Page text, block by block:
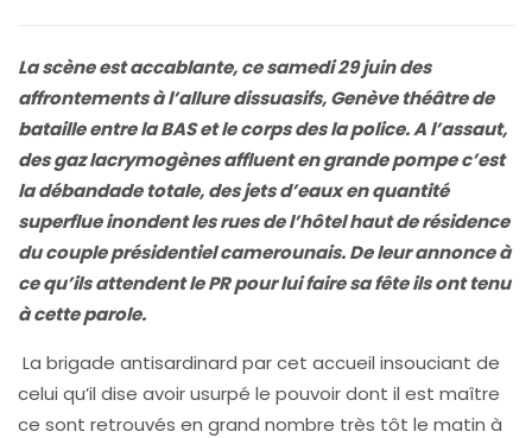
La scène est accablante, ce samedi 29 juin des
affrontements à l’allure dissuasifs, Genève théâtre de
bataille entre la BAS et le corps des la police. A l’assaut,
des gaz lacrymogènes affluent en grande pompe c’est
la débandade totale, des jets d’eaux en quantité
superflue inondent les rues de l’hôtel haut de résidence
du couple présidentiel camerounais. De leur annonce à
ce qu’ils attendent le PR pour lui faire sa fête ils ont tenu
à cette parole.
La brigade antisardinard par cet accueil insouciant de
celui qu’il dise avoir usurpé le pouvoir dont il est maître
ce sont retrouvés en grand nombre très tôt le matin à